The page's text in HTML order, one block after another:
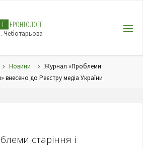
Г ЕРОНТОЛОГІЇ
Чеботарьова
Новини
Журнал «Проблеми
внесено до Реєстру медіа України
старіння і